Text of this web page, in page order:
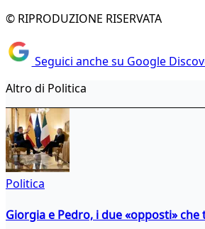
© RIPRODUZIONE RISERVATA
Seguici anche su Google
Altro di Politica
Politica
Giorgia e Pedro, i due «opposti»